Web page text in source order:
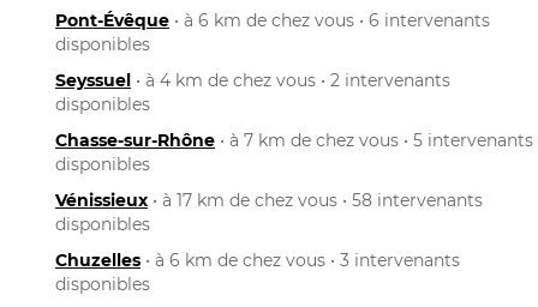
Pont-Évêque • à 6 km de chez vous • 6 intervenants
disponibles
Seyssuel • à 4 km de chez vous • 2 intervenants
disponibles
Chasse-sur-Rhône • à 7 km de chez vous • 5 intervenants
disponibles
Vénissieux • à 17 km de chez vous • 58 intervenants
disponibles
Chuzelles • à 6 km de chez vous • 3 intervenants
disponibles